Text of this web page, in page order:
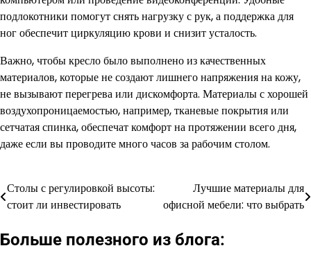
подлокотники помогут снять нагрузку с рук, а поддержка для
ног обеспечит циркуляцию крови и снизит усталость.
Важно, чтобы кресло было выполнено из качественных
материалов, которые не создают лишнего напряжения на кожу,
не вызывают перегрева или дискомфорта. Материалы с хорошей
воздухопроницаемостью, например, тканевые покрытия или
сетчатая спинка, обеспечат комфорт на протяжении всего дня,
даже если вы проводите много часов за рабочим столом.
Навигация
записям
Столы с регулировкой высоты:
стоит ли инвестировать
Лучшие материалы для
офисной мебели: что выбрать
Больше полезного из блога: